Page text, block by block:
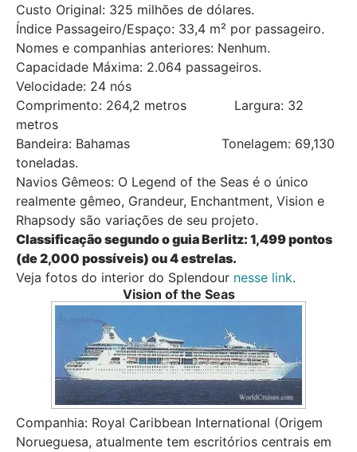
Custo Original: 325 milhões de dólares.
Índice Passageiro/Espaço: 33,4 m² por passageiro.
Nomes e companhias anteriores: Nenhum.
Capacidade Máxima: 2.064 passageiros.
Velocidade: 24 nós
Comprimento: 264,2 metros Largura: 32
metros
Bandeira: Bahamas Tonelagem: 69,130
toneladas.
Navios Gêmeos: O Legend of the Seas é o único
realmente gêmeo, Grandeur, Enchantment, Vision e
Rhapsody são variações de seu projeto.
Classificação segundo o guia Berlitz: 1,499 pontos
(de 2,000 possíveis) ou 4 estrelas.
Veja fotos do interior do Splendour nesse link.
Vision of the Seas
Companhia: Royal Caribbean International (Origem
Norueguesa, atualmente tem escritórios centrais em